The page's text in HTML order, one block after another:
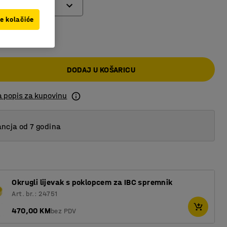
KM
DODAJ U KOŠARICU
popis za kupovinu
od 7 godina
Okrugli lijevak s poklopcem za IBC spremnik
Art. br.: 24751
470,00 KMbez PDV
kolačiće